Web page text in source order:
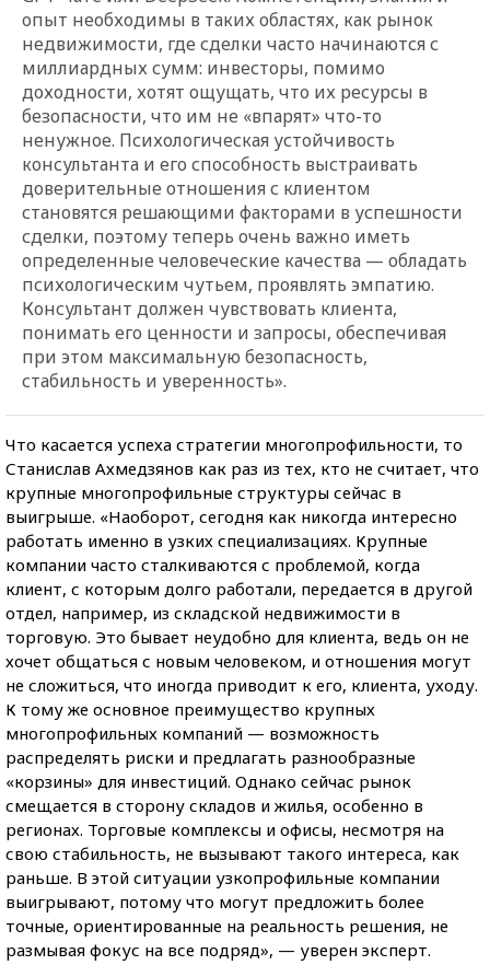
опыт необходимы в таких областях, как рынок
недвижимости, где сделки часто начинаются с
миллиардных сумм: инвесторы, помимо
доходности, хотят ощущать, что их ресурсы в
безопасности, что им не «впарят» что-то
ненужное. Психологическая устойчивость
консультанта и его способность выстраивать
доверительные отношения с клиентом
становятся решающими факторами в успешности
сделки, поэтому теперь очень важно иметь
определенные человеческие качества — обладать
психологическим чутьем, проявлять эмпатию.
Консультант должен чувствовать клиента,
понимать его ценности и запросы, обеспечивая
при этом максимальную безопасность,
стабильность и уверенность».
Что касается успеха стратегии многопрофильности, то
Станислав Ахмедзянов как раз из тех, кто не считает, что
крупные многопрофильные структуры сейчас в
выигрыше. «Наоборот, сегодня как никогда интересно
работать именно в узких специализациях. Крупные
компании часто сталкиваются с проблемой, когда
клиент, с которым долго работали, передается в другой
отдел, например, из складской недвижимости в
торговую. Это бывает неудобно для клиента, ведь он не
хочет общаться с новым человеком, и отношения могут
не сложиться, что иногда приводит к его, клиента, уходу.
К тому же основное преимущество крупных
многопрофильных компаний — возможность
распределять риски и предлагать разнообразные
«корзины» для инвестиций. Однако сейчас рынок
смещается в сторону складов и жилья, особенно в
регионах. Торговые комплексы и офисы, несмотря на
свою стабильность, не вызывают такого интереса, как
раньше. В этой ситуации узкопрофильные компании
выигрывают, потому что могут предложить более
точные, ориентированные на реальность решения, не
размывая фокус на все подряд», — уверен эксперт.